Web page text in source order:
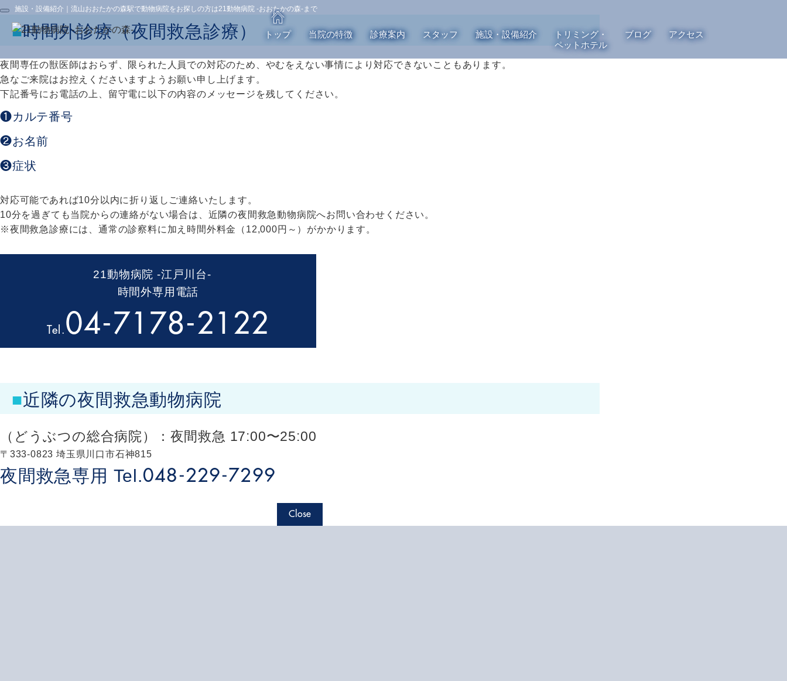
施設・設備紹介｜流山おおたかの森駅で動物病院をお探しの方は21動物病院 -おおたかの森-まで
トップ 当院の特徴 診療案内 スタッフ 施設・設備紹介
トリミング・
ペットホテル
ブログ アクセス
■時間外診療（夜間救急診療）
夜間専任の獣医師はおらず、限られた人員での対応のため、やむをえない事情により対応できないこともあります。
急なご来院はお控えくださいますようお願い申し上げます。
下記番号にお電話の上、留守電に以下の内容のメッセージを残してください。
❶カルテ番号
❷お名前
❸症状
対応可能であれば10分以内に折り返しご連絡いたします。
10分を過ぎても当院からの連絡がない場合は、近隣の夜間救急動物病院へお問い合わせください。
※夜間救急診療には、通常の診察料に加え時間外料金（12,000円～）がかかります。
21動物病院 -江戸川台-
時間外専用電話
Tel. 04-7178-2122
■近隣の夜間救急動物病院
（どうぶつの総合病院）： 夜間救急 17:00〜25:00
〒333-0823 埼玉県川口市石神815
夜間救急専用 Tel.048-229-7299
Close